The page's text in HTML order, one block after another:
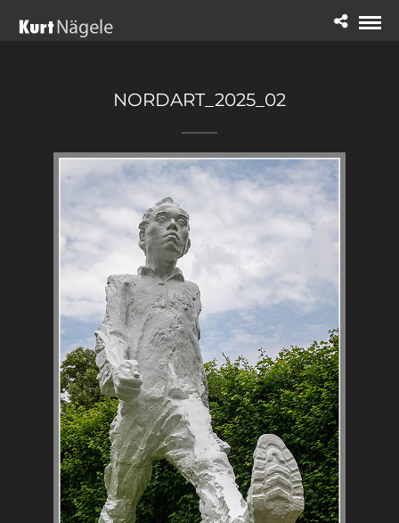
NORDART_2025_02